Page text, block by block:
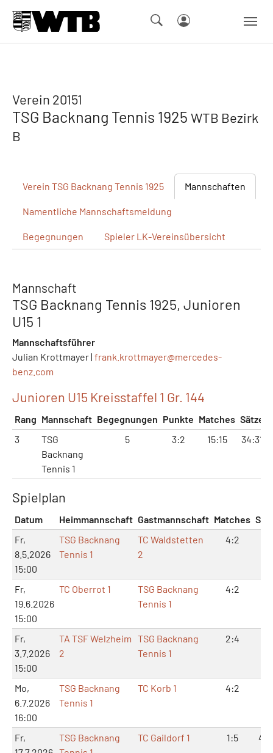
Verein 20151
TSG Backnang Tennis 1925 WTB Bezirk
B
Verein TSG Backnang Tennis 1925 Mannschaften
Namentliche Mannschaftsmeldung
Begegnungen Spieler LK-Vereinsübersicht
Mannschaft
TSG Backnang Tennis 1925, Junioren
U15 1
Mannschaftsführer
Julian Krottmayer | frank.krottmayer@mercedes-
benz.com
Junioren U15 Kreisstaffel 1 Gr. 144
Rang Mannschaft Begegnungen Punkte Matches Sätze
3
TSG
Backnang
Tennis 1
5 3:2 15:15 34:31
Spielplan
Datum Heimmannschaft Gastmannschaft Matches
Fr,
8.5.2026
15:00
TSG Backnang
Tennis 1
TC Waldstetten
2
4:2
Fr,
19.6.2026
15:00
TC Oberrot 1
TSG Backnang
Tennis 1
4:2
Fr,
3.7.2026
15:00
TA TSF Welzheim
2
TSG Backnang
Tennis 1
2:4
Mo,
6.7.2026
16:00
TSG Backnang
Tennis 1
TC Korb 1 4:2
Fr,
TSG Backnang
TC Gaildorf 1 1:5